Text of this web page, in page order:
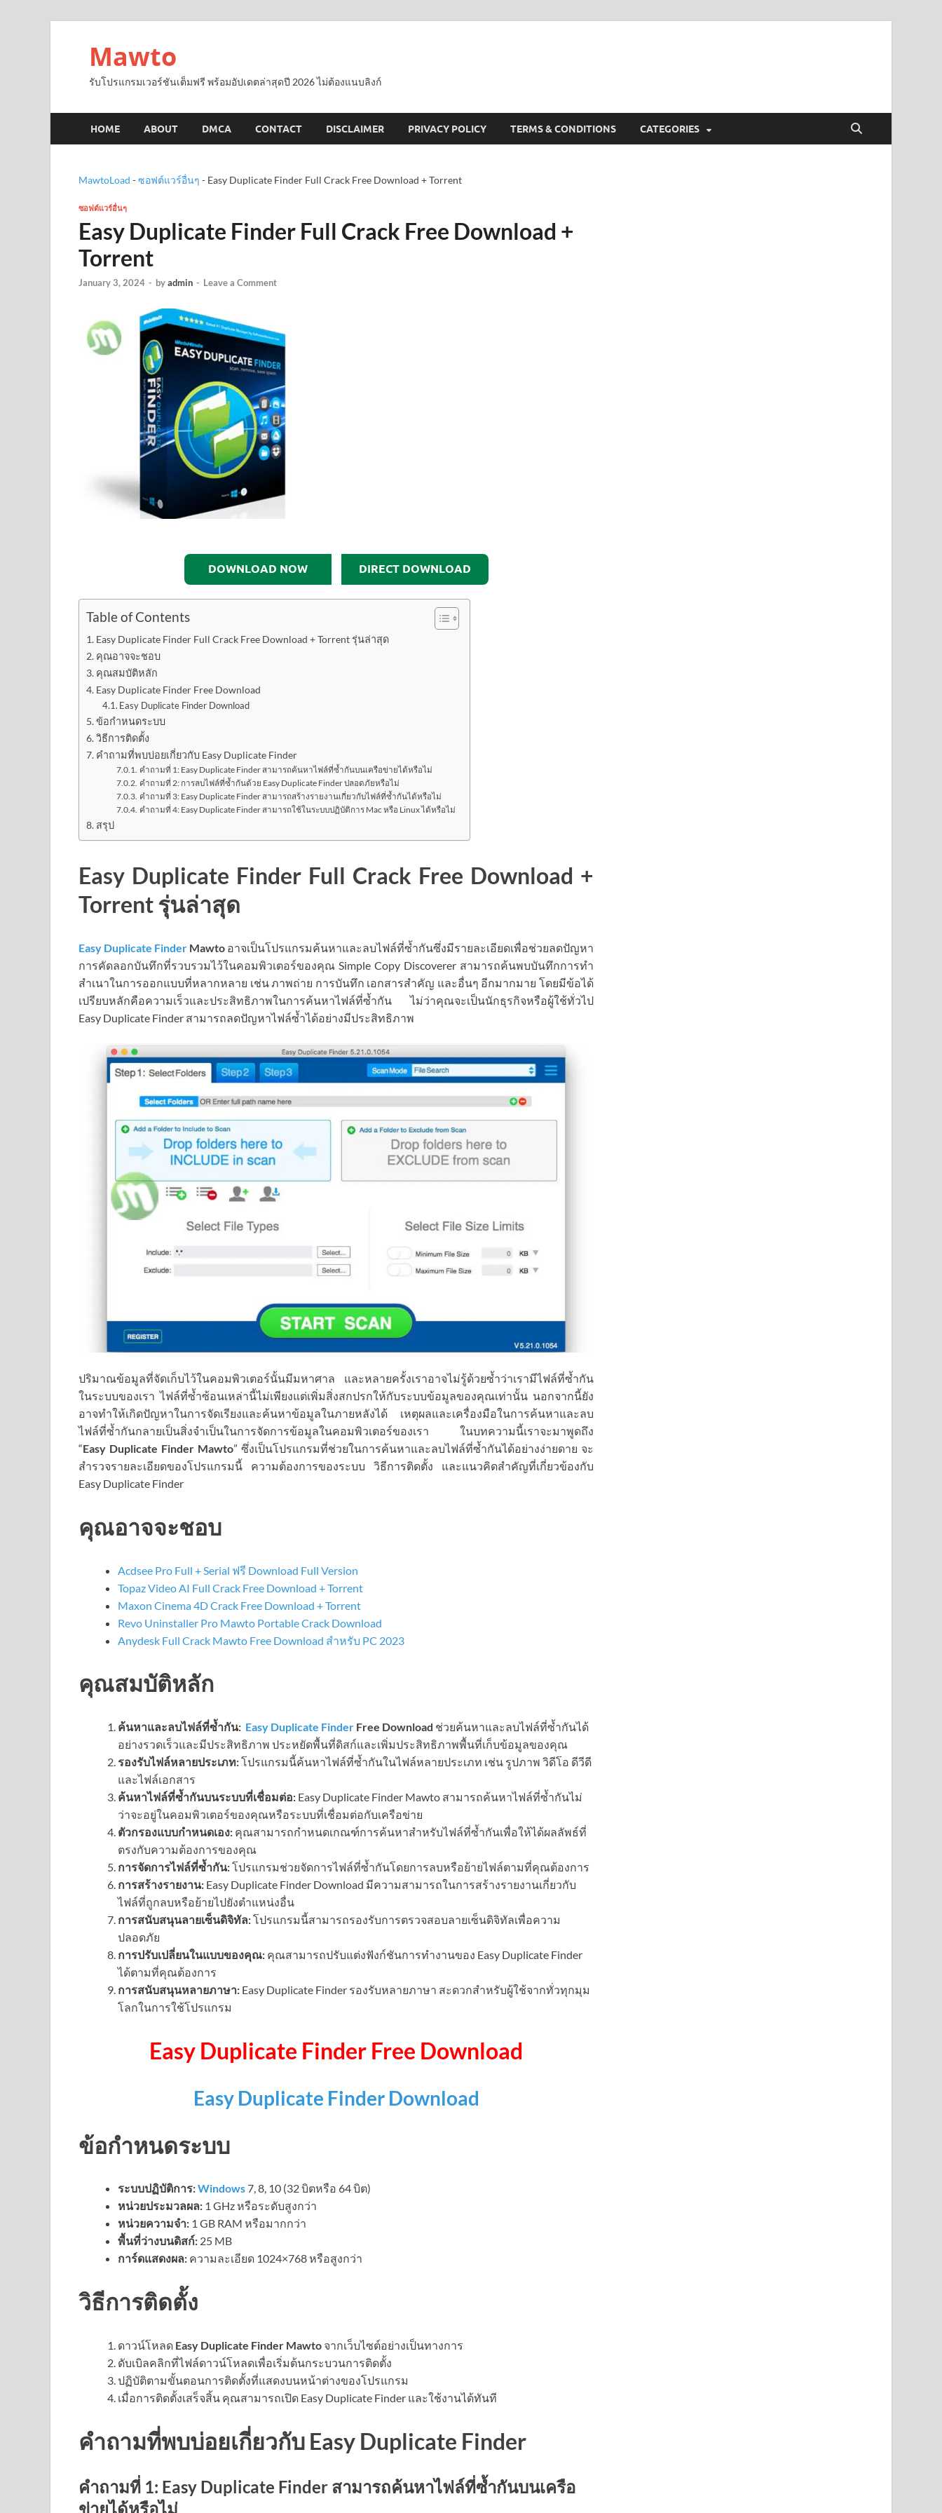
Mawto
รับโปรแกรมเวอร์ชันเต็มฟรี พร้อมอัปเดตล่าสุดปี 2026 ไม่ต้องแนบลิงก์
HOME ABOUT DMCA CONTACT DISCLAIMER PRIVACY POLICY TERMS & CONDITIONS CATEGORIES
MawtoLoad -ซอฟต์แวร์อื่นๆ - Easy Duplicate Finder Full Crack Free Download + Torrent
ซอฟต์แวร์อื่นๆ
Easy Duplicate Finder Full Crack Free Download +
Torrent
January 3, 2024 - byadmin - Leave a Comment
DOWNLOAD NOW DIRECT DOWNLOAD
Table of Contents
Easy Duplicate Finder Full Crack Free Download + Torrent รุ่นล่าสุด
คุณอาจจะชอบ
คุณสมบัติหลัก
Easy Duplicate Finder Free Download
Easy Duplicate Finder Download
ข้อกำหนดระบบ
วิธีการติดตั้ง
คำถามที่พบบ่อยเกี่ยวกับ Easy Duplicate Finder
คำถามที่ 1: Easy Duplicate Finder สามารถค้นหาไฟล์ที่ซ้ำกันบนเครือข่ายได้หรือไม่
คำถามที่ 2: การลบไฟล์ที่ซ้ำกันด้วย Easy Duplicate Finder ปลอดภัยหรือไม่
คำถามที่ 3: Easy Duplicate Finder สามารถสร้างรายงานเกี่ยวกับไฟล์ที่ซ้ำกันได้หรือไม่
คำถามที่ 4: Easy Duplicate Finder สามารถใช้ในระบบปฏิบัติการ Mac หรือ Linux ได้หรือไม่
สรุป
Easy Duplicate Finder Full Crack Free Download +
Torrent รุ่นล่าสุด
Easy Duplicate Finder Mawto อาจเป็นโปรแกรมค้นหาและลบไฟล์ที่ซ้ำกันซึ่งมีรายละเอียดเพื่อช่วยลดปัญหา
การคัดลอกบันทึกที่รวบรวมไว้ในคอมพิวเตอร์ของคุณ Simple Copy Discoverer สามารถค้นพบบันทึกการทำ
สำเนาในการออกแบบที่หลากหลาย เช่น ภาพถ่าย การบันทึก เอกสารสำคัญ และอื่นๆ อีกมากมาย โดยมีข้อได้
เปรียบหลักคือความเร็วและประสิทธิภาพในการค้นหาไฟล์ที่ซ้ำกัน ไม่ว่าคุณจะเป็นนักธุรกิจหรือผู้ใช้ทั่วไป
Easy Duplicate Finder สามารถลดปัญหาไฟล์ซ้ำได้อย่างมีประสิทธิภาพ
ปริมาณข้อมูลที่จัดเก็บไว้ในคอมพิวเตอร์นั้นมีมหาศาล และหลายครั้งเราอาจไม่รู้ด้วยซ้ำว่าเรามีไฟล์ที่ซ้ำกัน
ในระบบของเรา ไฟล์ที่ซ้ำซ้อนเหล่านี้ไม่เพียงแต่เพิ่มสิ่งสกปรกให้กับระบบข้อมูลของคุณเท่านั้น นอกจากนี้ยัง
อาจทำให้เกิดปัญหาในการจัดเรียงและค้นหาข้อมูลในภายหลังได้ เหตุผลและเครื่องมือในการค้นหาและลบ
ไฟล์ที่ซ้ำกันกลายเป็นสิ่งจำเป็นในการจัดการข้อมูลในคอมพิวเตอร์ของเรา ในบทความนี้เราจะมาพูดถึง
“Easy Duplicate Finder Mawto” ซึ่งเป็นโปรแกรมที่ช่วยในการค้นหาและลบไฟล์ที่ซ้ำกันได้อย่างง่ายดาย จะ
สำรวจรายละเอียดของโปรแกรมนี้ ความต้องการของระบบ วิธีการติดตั้ง และแนวคิดสำคัญที่เกี่ยวข้องกับ
Easy Duplicate Finder
คุณอาจจะชอบ
Acdsee Pro Full + Serial ฟรี Download Full Version
Topaz Video AI Full Crack Free Download + Torrent
Maxon Cinema 4D Crack Free Download + Torrent
Revo Uninstaller Pro Mawto Portable Crack Download
Anydesk Full Crack Mawto Free Download สำหรับ PC 2023
คุณสมบัติหลัก
ค้นหาและลบไฟล์ที่ซ้ำกัน: Easy Duplicate Finder Free Download ช่วยค้นหาและลบไฟล์ที่ซ้ำกันได้
อย่างรวดเร็วและมีประสิทธิภาพ ประหยัดพื้นที่ดิสก์และเพิ่มประสิทธิภาพพื้นที่เก็บข้อมูลของคุณ
รองรับไฟล์หลายประเภท:โปรแกรมนี้ค้นหาไฟล์ที่ซ้ำกันในไฟล์หลายประเภท เช่น รูปภาพ วิดีโอ ดีวีดี
และไฟล์เอกสาร
ค้นหาไฟล์ที่ซ้ำกันบนระบบที่เชื่อมต่อ: Easy Duplicate Finder Mawto สามารถค้นหาไฟล์ที่ซ้ำกันไม่
ว่าจะอยู่ในคอมพิวเตอร์ของคุณหรือระบบที่เชื่อมต่อกับเครือข่าย
ตัวกรองแบบกำหนดเอง: คุณสามารถกำหนดเกณฑ์การค้นหาสำหรับไฟล์ที่ซ้ำกันเพื่อให้ได้ผลลัพธ์ที่
ตรงกับความต้องการของคุณ
การจัดการไฟล์ที่ซ้ำกัน:โปรแกรมช่วยจัดการไฟล์ที่ซ้ำกันโดยการลบหรือย้ายไฟล์ตามที่คุณต้องการ
การสร้างรายงาน: Easy Duplicate Finder Download มีความสามารถในการสร้างรายงานเกี่ยวกับ
ไฟล์ที่ถูกลบหรือย้ายไปยังตำแหน่งอื่น
การสนับสนุนลายเซ็นดิจิทัล:โปรแกรมนี้สามารถรองรับการตรวจสอบลายเซ็นดิจิทัลเพื่อความ
ปลอดภัย
การปรับเปลี่ยนในแบบของคุณ: คุณสามารถปรับแต่งฟังก์ชันการทำงานของ Easy Duplicate Finder
ได้ตามที่คุณต้องการ
การสนับสนุนหลายภาษา: Easy Duplicate Finder รองรับหลายภาษา สะดวกสำหรับผู้ใช้จากทั่วทุกมุม
โลกในการใช้โปรแกรม
Easy Duplicate Finder Free Download
Easy Duplicate Finder Download
ข้อกำหนดระบบ
ระบบปฏิบัติการ:Windows 7, 8, 10 (32 บิตหรือ 64 บิต)
หน่วยประมวลผล: 1 GHz หรือระดับสูงกว่า
หน่วยความจำ: 1 GB RAM หรือมากกว่า
พื้นที่ว่างบนดิสก์: 25 MB
การ์ดแสดงผล: ความละเอียด 1024×768 หรือสูงกว่า
วิธีการติดตั้ง
ดาวน์โหลด Easy Duplicate Finder Mawto จากเว็บไซต์อย่างเป็นทางการ
ดับเบิลคลิกที่ไฟล์ดาวน์โหลดเพื่อเริ่มต้นกระบวนการติดตั้ง
ปฏิบัติตามขั้นตอนการติดตั้งที่แสดงบนหน้าต่างของโปรแกรม
เมื่อการติดตั้งเสร็จสิ้น คุณสามารถเปิด Easy Duplicate Finder และใช้งานได้ทันที
คำถามที่พบบ่อยเกี่ยวกับ Easy Duplicate Finder
คำถามที่ 1: Easy Duplicate Finder สามารถค้นหาไฟล์ที่ซ้ำกันบนเครือ
ข่ายได้หรือไม่